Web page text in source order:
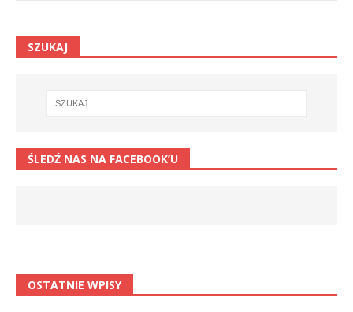
SZUKAJ
ŚLEDŹ NAS NA FACEBOOK’U
OSTATNIE WPISY